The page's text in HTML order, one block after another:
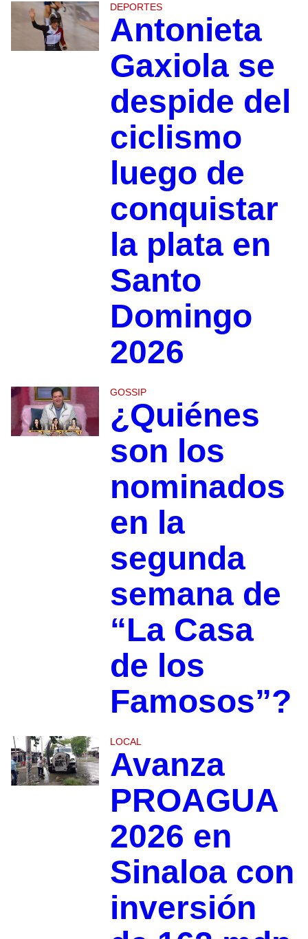
DEPORTES
Antonieta
Gaxiola se
despide del
ciclismo
luego de
conquistar
la plata en
Santo
Domingo
2026
GOSSIP
¿Quiénes
son los
nominados
en la
segunda
semana de
“La Casa
de los
Famosos”?
LOCAL
Avanza
PROAGUA
2026 en
Sinaloa con
inversión